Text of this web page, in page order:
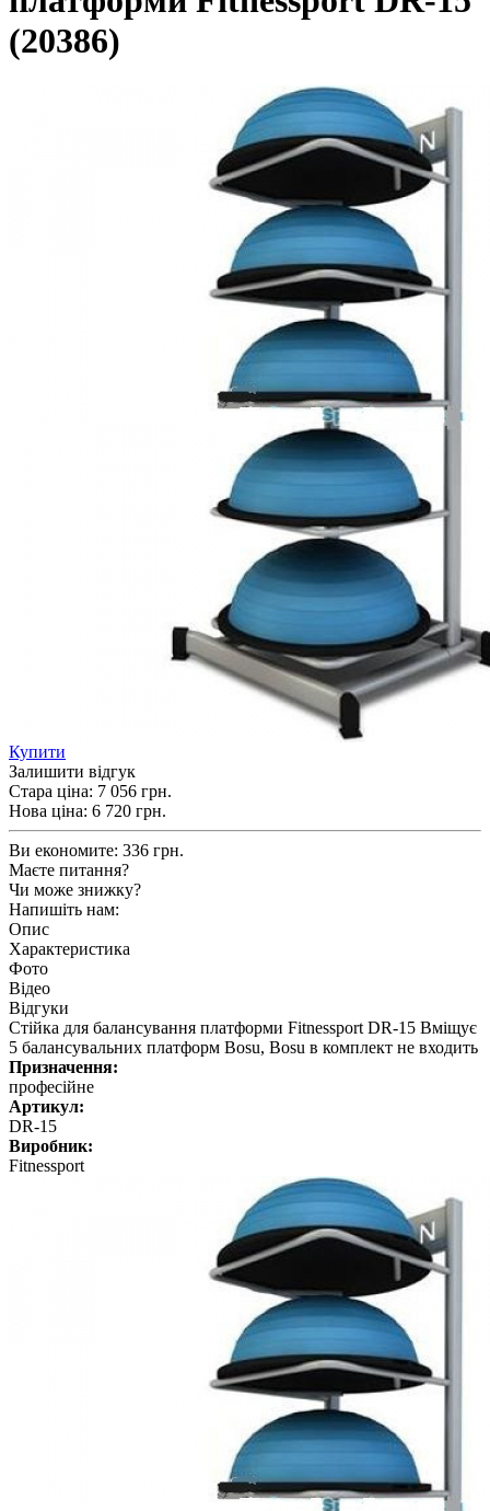
(20386)
Купити
Залишити відгук
Стара ціна: 7 056 грн.
Нова ціна: 6 720 грн.
Ви економите: 336 грн.
Маєте питання?
Чи може знижку?
Напишіть нам:
Опис
Характеристика
Фото
Відео
Відгуки
Стійка для балансування платформи Fitnessport DR-15 Вміщує
5 балансувальних платформ Bosu, Bosu в комплект не входить
Призначення:
професійне
Артикул:
DR-15
Виробник:
Fitnessport